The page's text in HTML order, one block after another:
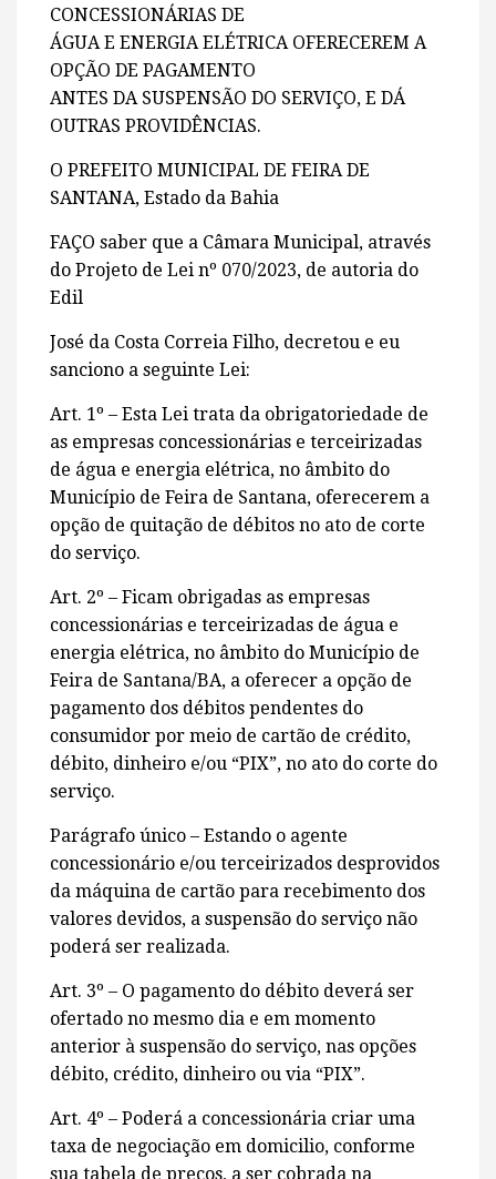
CONCESSIONÁRIAS DE
ÁGUA E ENERGIA ELÉTRICA OFERECEREM A
OPÇÃO DE PAGAMENTO
ANTES DA SUSPENSÃO DO SERVIÇO, E DÁ
OUTRAS PROVIDÊNCIAS.
O PREFEITO MUNICIPAL DE FEIRA DE
SANTANA, Estado da Bahia
FAÇO saber que a Câmara Municipal, através
do Projeto de Lei nº 070/2023, de autoria do
Edil
José da Costa Correia Filho, decretou e eu
sanciono a seguinte Lei:
Art. 1º – Esta Lei trata da obrigatoriedade de
as empresas concessionárias e terceirizadas
de água e energia elétrica, no âmbito do
Município de Feira de Santana, oferecerem a
opção de quitação de débitos no ato de corte
do serviço.
Art. 2º – Ficam obrigadas as empresas
concessionárias e terceirizadas de água e
energia elétrica, no âmbito do Município de
Feira de Santana/BA, a oferecer a opção de
pagamento dos débitos pendentes do
consumidor por meio de cartão de crédito,
débito, dinheiro e/ou “PIX”, no ato do corte do
serviço.
Parágrafo único – Estando o agente
concessionário e/ou terceirizados desprovidos
da máquina de cartão para recebimento dos
valores devidos, a suspensão do serviço não
poderá ser realizada.
Art. 3º – O pagamento do débito deverá ser
ofertado no mesmo dia e em momento
anterior à suspensão do serviço, nas opções
débito, crédito, dinheiro ou via “PIX”.
Art. 4º – Poderá a concessionária criar uma
taxa de negociação em domicilio, conforme
sua tabela de preços, a ser cobrada na